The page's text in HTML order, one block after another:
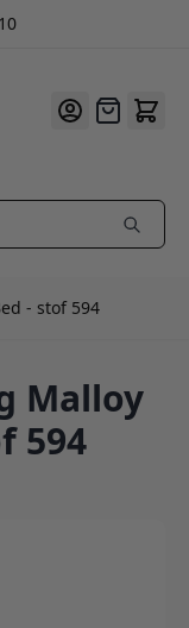
Offerte
- stof 594
Malloy
594